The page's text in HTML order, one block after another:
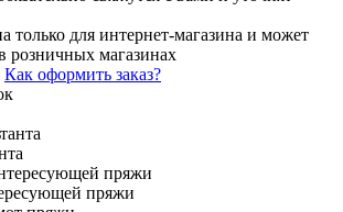
только для интернет-магазина и может
розничных магазинах
Как оформить заказ?
пряжи